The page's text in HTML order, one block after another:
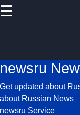
newsru
Get updated about
about Russian News
newsru Service
☰
Home
Definitions